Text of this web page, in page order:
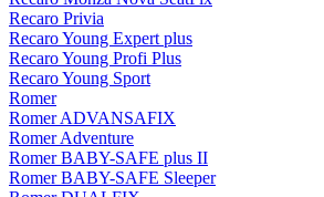
Recaro Privia
Recaro Young Expert plus
Recaro Young Profi Plus
Recaro Young Sport
Romer
Romer ADVANSAFIX
Romer Adventure
Romer BABY-SAFE plus II
Romer BABY-SAFE Sleeper